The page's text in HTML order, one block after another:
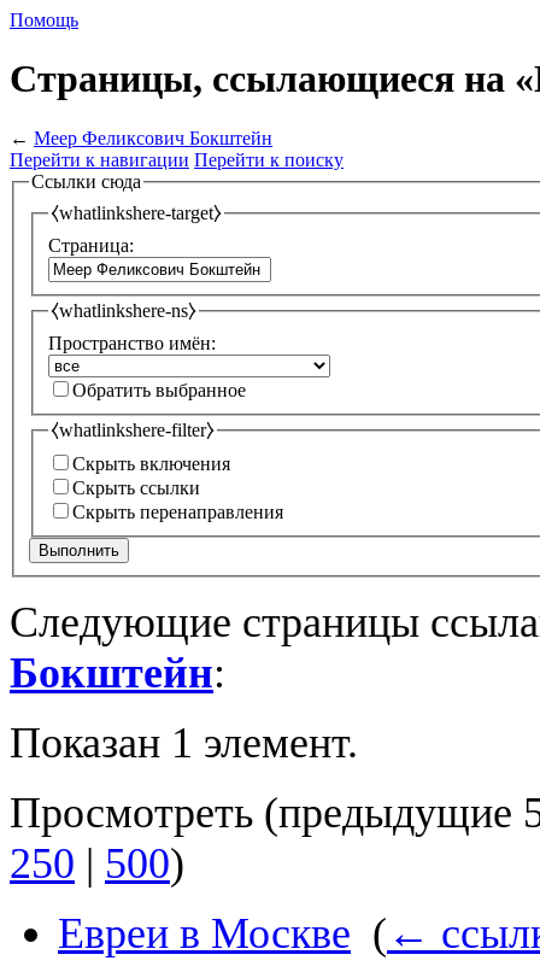
Помощь
Страницы, ссылающиеся на
← Меер Феликсович Бокштейн
Перейти к навигации Перейти к поиску
Ссылки сюда
⧼whatlinkshere-target⧽
Страница:
⧼whatlinkshere-ns⧽
Пространство имён:
Обратить выбранное
⧼whatlinkshere-filter⧽
Скрыть включения
Скрыть ссылки
Скрыть перенаправления
Выполнить
Следующие страницы
Бокштейн:
Показан 1 элемент.
Просмотреть (предыдущие
250 | 500)
Евреи в Москве ( ←